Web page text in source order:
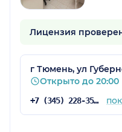
Лицензия
г Тюмень, ул
Открыто до 20:00
+7 (345) 228-35-45